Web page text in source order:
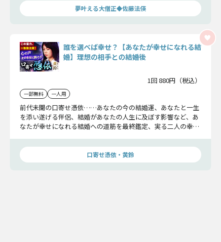
夢叶える大僧正◆佐藤法偀
誰を選べば幸せ？【あなたが幸せになれる結
婚】理想の相手との結婚後
1回 880円（税込）
一部無料 一人用
前代未聞の口寄せ憑依……あなたの今の結婚運、あなたと一生
を添い遂げる伴侶、結婚があなたの人生に及ぼす影響など、あ
なたが幸せになれる結婚への道筋を最終鑑定、実る二人の幸せ
い。
口寄せ憑依・黄鈴